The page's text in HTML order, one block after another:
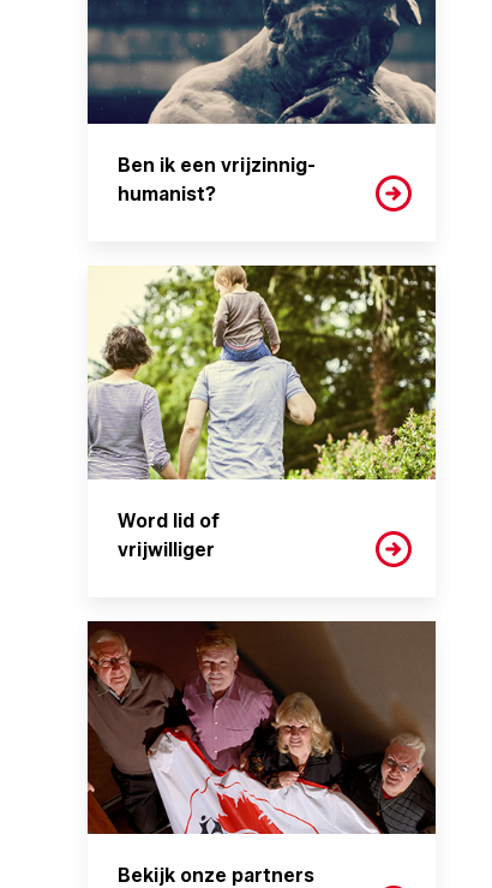
Ben ik een vrijzinnig-
humanist?
Word lid of
vrijwilliger
Bekijk onze partners